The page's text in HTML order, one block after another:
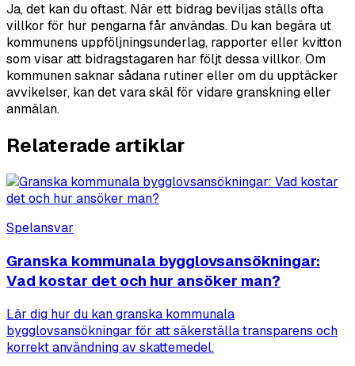
Ja, det kan du oftast. När ett bidrag beviljas ställs ofta
villkor för hur pengarna får användas. Du kan begära ut
kommunens uppföljningsunderlag, rapporter eller kvitton
som visar att bidragstagaren har följt dessa villkor. Om
kommunen saknar sådana rutiner eller om du upptäcker
avvikelser, kan det vara skäl för vidare granskning eller
anmälan.
Relaterade artiklar
Spelansvar
Granska kommunala bygglovsansökningar:
Vad kostar det och hur ansöker man?
Lär dig hur du kan granska kommunala
bygglovsansökningar för att säkerställa transparens och
korrekt användning av skattemedel.